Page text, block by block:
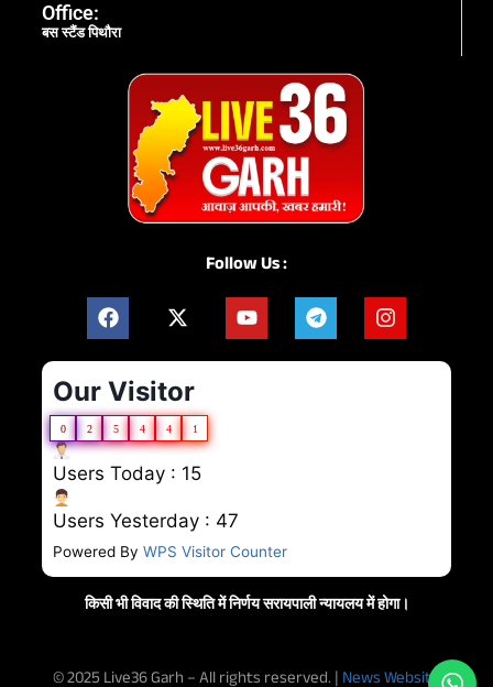
Office:
बस स्टैंड पिथौरा
Follow Us :
Our Visitor
0 2 5 4 4 1
Users Today : 15
Users Yesterday : 47
Powered By WPS Visitor Counter
किसी भी विवाद की स्थिति में निर्णय सरायपाली न्यायलय में होगा।
© 2025 Live36 Garh – All rights reserved. | News Website